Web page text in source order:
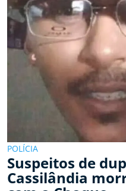
POLÍCIA
Suspeitos de
Cassilândia